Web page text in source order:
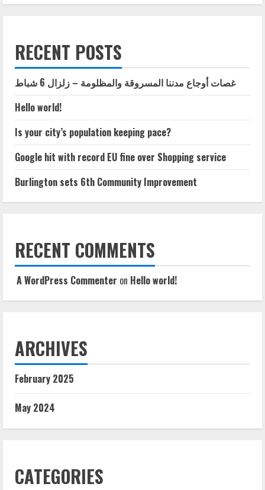
RECENT POSTS
غصات أوجاع مدننا المسروقة والمظلومة – زلزال 6 شباط
Hello world!
Is your city’s population keeping pace?
Google hit with record EU fine over Shopping service
Burlington sets 6th Community Improvement
RECENT COMMENTS
A WordPress Commenter on Hello world!
ARCHIVES
February 2025
May 2024
CATEGORIES